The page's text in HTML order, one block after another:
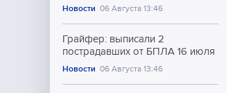
Новости 06 Августа 13:46
Грайфер: выписали 2
пострадавших от БПЛА 16 июля
Новости 06 Августа 13:46